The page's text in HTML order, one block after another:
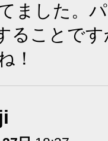
ました。
ることで
！